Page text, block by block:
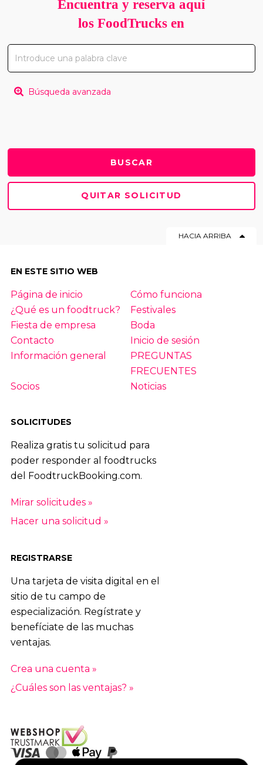
Encuentra y reserva aquí
los FoodTrucks en
Búsqueda avanzada
QUITAR SOLICITUD
HACIA ARRIBA
EN ESTE SITIO WEB
Página de inicio
Cómo funciona
¿Qué es un foodtruck?
Festivales
Fiesta de empresa
Boda
Contacto
Inicio de sesión
Información general
PREGUNTAS
FRECUENTES
Socios
Noticias
SOLICITUDES
Realiza gratis tu solicitud para
poder responder al foodtrucks
del FoodtruckBooking.com.
Mirar solicitudes »
Hacer una solicitud »
REGISTRARSE
Una tarjeta de visita digital en el
sitio de tu campo de
especialización. Regístrate y
benefíciate de las muchas
ventajas.
Crea una cuenta »
¿Cuáles son las ventajas? »